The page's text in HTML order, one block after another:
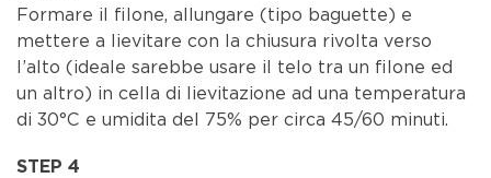
Formare il filone, allungare (tipo baguette) e
mettere a lievitare con la chiusura rivolta verso
l’alto (ideale sarebbe usare il telo tra un filone ed
un altro) in cella di lievitazione ad una temperatura
di 30°C e umidita del 75% per circa 45/60 minuti.
STEP 4